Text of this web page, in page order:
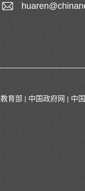
教育部 | 中国政府网 | 中